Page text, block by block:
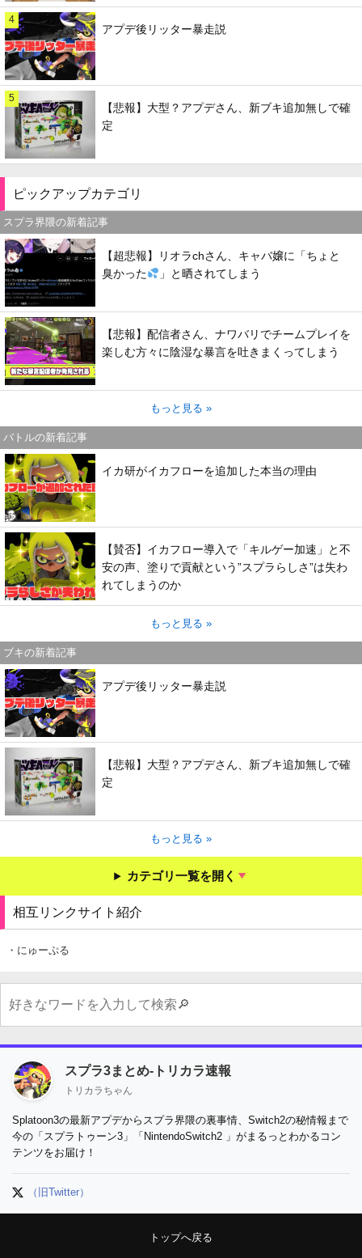
4
アプデ後リッター暴走説
5
【悲報】大型？アプデさん、新ブキ追加無しで確
定
ピックアップカテゴリ
スプラ界隈の新着記事
【超悲報】リオラchさん、キャバ嬢に「ちょと
臭かった
」と晒されてしまう
【悲報】配信者さん、ナワバリでチームプレイを
楽しむ方々に陰湿な暴言を吐きまくってしまう
もっと見る »
バトルの新着記事
イカ研がイカフローを追加した本当の理由
【賛否】イカフロー導入で「キルゲー加速」と不
安の声、塗りで貢献という”スプラらしさ”は失わ
れてしまうのか
もっと見る »
ブキの新着記事
アプデ後リッター暴走説
【悲報】大型？アプデさん、新ブキ追加無しで確
定
もっと見る »
カテゴリ一覧を開く
相互リンクサイト紹介
・にゅーぷる
スプラ3まとめ-トリカラ速報
トリカラちゃん
Splatoon3の最新アプデからスプラ界隈の裏事情、Switch2の秘情報まで
今の「スプラトゥーン3」「NintendoSwitch2 」がまるっとわかるコン
テンツをお届け！
（旧Twitter）
トップへ戻る